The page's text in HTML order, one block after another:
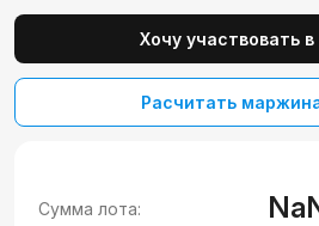
Хочу участвовать
Расчитать
Сумма лота: